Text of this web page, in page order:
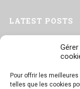
Pour offrir les
telles que les cookies
LATEST POSTS
Trac confédéral sur
Séance plénière du